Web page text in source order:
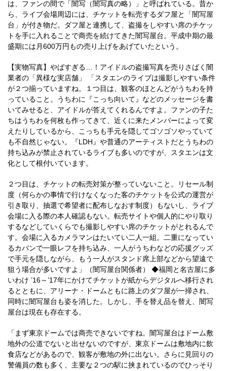
は、ファンの間で「闇写（闇写真の略）」と呼ばれている。昔か
ら、ライブ会場周辺には、チケットを転売するダフ屋と「闇写屋
台」が付き物だ。ダフ屋と連携して、盗撮をしやすい席のチケッ
トを手に入れることで商売を続けてきた闇写屋台。平成中期の最
盛期には月600万円もの売り上げをあげていたという。
【実物写真】やばすぎる…！アイドルの盗撮写真を売りさばく闇
業者の「異様な実店舗」 「スタエンのライブは撮影しやすい条件
が２つ揃っていますね。１つ目は、観客のほとんどがうちわを持
っていること。うちわに『こっち向いて』などのメッセージを書
いてみせると、アイドルが答えてくれるんですよ。ファンの子た
ちはうちわを何枚も作ってきて、近くに来たメンバーによって変
えたりしているから、こっちも手元を隠してゴソゴソやっていて
も不自然じゃない。『LDH』や普通のアーティストだとうちわの
持ち込みが禁止されているライブも多いのですが、スタエンは文
化として根付いています。
２つ目は、チケットの転売対策が整っていないこと。リセール制
度（何らかの事情で行けなくなった客のチケットを公式の運営が
引き取り、抽選で希望者に配布しなおす制度）もないし、ライブ
会場に入る際の本人確認もない。転売サイトや個人的にやり取り
するなどしていくらでも撮影しやすい席のチケットがとれるんで
す。会場に入るカメラマンはたいてい二人一組。二重になってい
るカバンで一眼レフを持ち込み、一人がうちわなどの応援グッズ
で手元を隠しながら、もう一人がスタンド席上部などから望遠で
狙う場合が多いですよ」（闇写屋台関係者） ◆福岡と名古屋に多
いわけ ’16～’17年にかけてチケットが紙からデジタルへ移行され
るとともに、アリーナ・ドームともに路上のダフ屋が一掃され、
同時に闇写屋台も姿を消した。しかし、手を替え品を替え、闇写
屋台は現在も存在する。
「まず東京ドームでは商売できないですね。闇写屋台はドーム敷
地外の公道でないと出せないのですが、東京ドームは敷地内に飲
食店などがあるので、観客が敷地の外に出ない。さらに見回りの
警備員の数も多く、主要な２つの駅に挟まれているのでひっそり